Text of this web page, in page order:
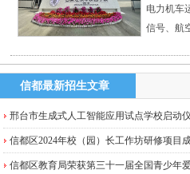
电力机车
信号、航
信都最新招生文章
邢台市生成式人工智能应用试点学校启动
信都区2024年校（园）长工作坊研修项目
信都区教育局荣获第三十一届全国青少年